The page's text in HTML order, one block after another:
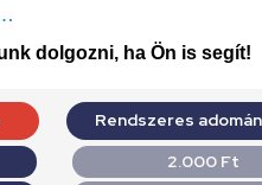
dolgozni, ha Ön is segít!